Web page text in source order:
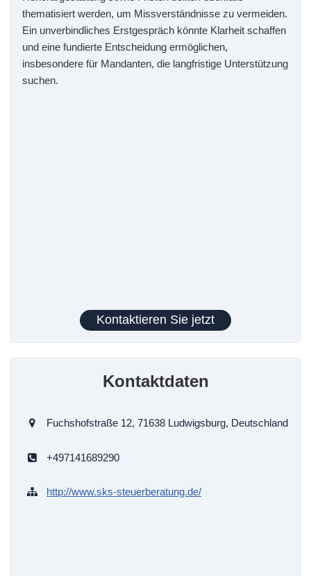
thematisiert werden, um Missverständnisse zu vermeiden.
Ein unverbindliches Erstgespräch könnte Klarheit schaffen
und eine fundierte Entscheidung ermöglichen,
insbesondere für Mandanten, die langfristige Unterstützung
suchen.
Kontaktieren Sie jetzt
Kontaktdaten
Fuchshofstraße 12, 71638 Ludwigsburg, Deutschland
+497141689290
http://www.sks-steuerberatung.de/